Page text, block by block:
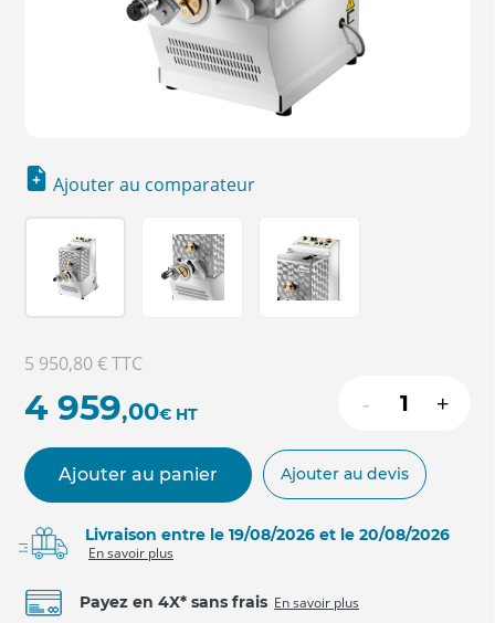
Ajouter au comparateur
5 950,80 €TTC
4 959,00€ HT - +
Ajouter au panier Ajouter au devis
Livraison entre le 19/08/2026 et le 20/08/2026
En savoir plus
Payez en 4X* sans frais En savoir plus